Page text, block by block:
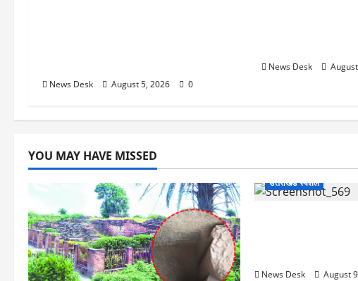
News Desk August 5, 2026 0
News Desk
YOU MAY HAVE MISSED
उत्तराखंड स्पेशल
News Desk August